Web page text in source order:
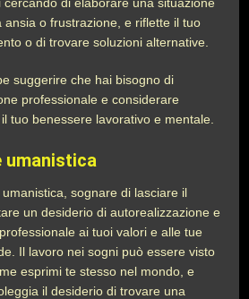
ansia o frustrazione, e riflette il tuo
o di trovare soluzioni alternative.
suggerire che hai bisogno di
professionale e considerare
tuo benessere lavorativo e mentale.
umanistica
sognare di lasciare il
un desiderio di autorealizzazione e
ai tuoi valori e alle tue
Il lavoro nei sogni può essere visto
esprimi te stesso nel mondo, e
il desiderio di trovare una